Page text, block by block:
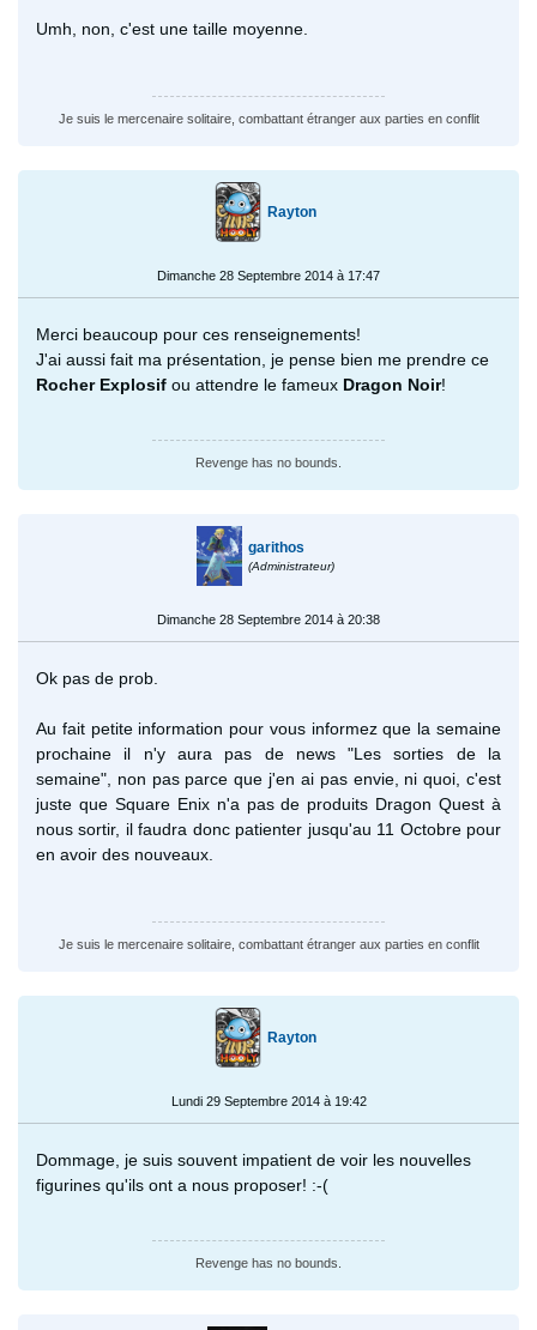
Umh, non, c'est une taille moyenne.
Je suis le mercenaire solitaire, combattant étranger aux parties en conflit
Rayton
Dimanche 28 Septembre 2014 à 17:47
Merci beaucoup pour ces renseignements!
J'ai aussi fait ma présentation, je pense bien me prendre ce
Rocher Explosif ou attendre le fameux Dragon Noir!
Revenge has no bounds.
garithos
(Administrateur)
Dimanche 28 Septembre 2014 à 20:38
Ok pas de prob.
Au fait petite information pour vous informez que la semaine
prochaine il n'y aura pas de news "Les sorties de la
semaine", non pas parce que j'en ai pas envie, ni quoi, c'est
juste que Square Enix n'a pas de produits Dragon Quest à
nous sortir, il faudra donc patienter jusqu'au 11 Octobre pour
en avoir des nouveaux.
Je suis le mercenaire solitaire, combattant étranger aux parties en conflit
Rayton
Lundi 29 Septembre 2014 à 19:42
Dommage, je suis souvent impatient de voir les nouvelles
figurines qu'ils ont a nous proposer! :-(
Revenge has no bounds.